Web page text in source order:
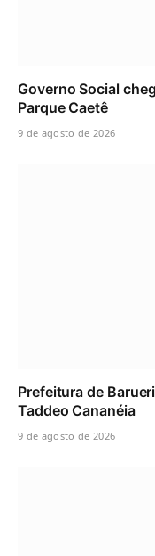
Governo Social
Parque Caetê
9 de agosto de 2026
Prefeitura de
Taddeo Cananéia
9 de agosto de 2026